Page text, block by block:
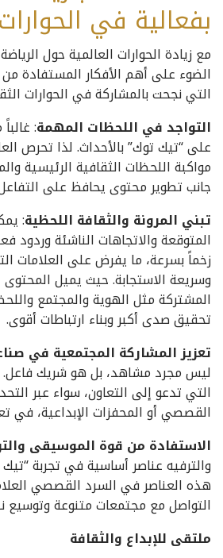
بفعالية في
مع زيادة الحوارات العالمية حول
الضوء على أهم الأفكار المستفادة من
التي نجحت بالمشاركة في الحوارات
التواجد في اللحظات المهمة:
على “تيك توك” بالأحداث. لذا تحرص
مواكبة اللحظات الثقافية الرئيسية
جانب تطوير محتوى يحافظ على
تبني المرونة والثقافة اللحظية:
المتوقعة والاتجاهات الناشئة
زخماً بسرعة، ما يفرض على العلامات
وسريعة الاستجابة. حيث يميل
المشتركة مثل الهوية والمجتمع
تحقيق صدى أكبر وبناء ارتباطات أقوى.
تعزيز المشاركة المجتمعية في
ليس مجرد مشاهد، بل هو شريك فاعل.
التي تدعو إلى التعاون، سواء عبر
القصصي أو المحفزات الإبداعية، في
الاستفادة من قوة الموسيقى
والترفيه عناصر أساسية في تجربة
هذه العناصر في السرد القصصي
التواصل مع مجتمعات متنوعة وتوسيع
ملتقى للإبداع والثقافة